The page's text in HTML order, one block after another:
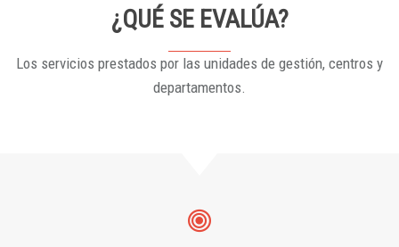
¿QUÉ SE EVALÚA?
Los servicios prestados por las unidades de gestión, centros y
departamentos.